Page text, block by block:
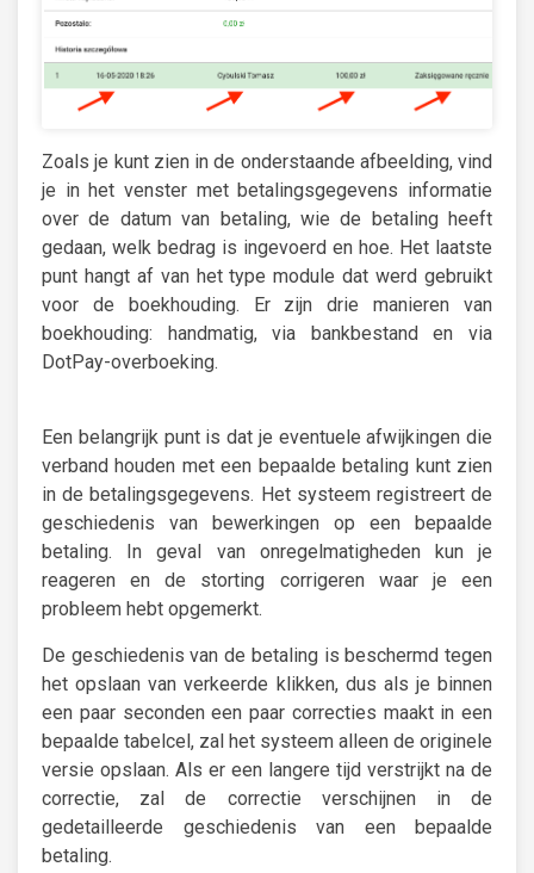
Zoals je kunt zien in de onderstaande afbeelding, vind
je in het venster met betalingsgegevens informatie
over de datum van betaling, wie de betaling heeft
gedaan, welk bedrag is ingevoerd en hoe. Het laatste
punt hangt af van het type module dat werd gebruikt
voor de boekhouding. Er zijn drie manieren van
boekhouding: handmatig, via bankbestand en via
DotPay-overboeking.
Een belangrijk punt is dat je eventuele afwijkingen die
verband houden met een bepaalde betaling kunt zien
in de betalingsgegevens. Het systeem registreert de
geschiedenis van bewerkingen op een bepaalde
betaling. In geval van onregelmatigheden kun je
reageren en de storting corrigeren waar je een
probleem hebt opgemerkt.
De geschiedenis van de betaling is beschermd tegen
het opslaan van verkeerde klikken, dus als je binnen
een paar seconden een paar correcties maakt in een
bepaalde tabelcel, zal het systeem alleen de originele
versie opslaan. Als er een langere tijd verstrijkt na de
correctie, zal de correctie verschijnen in de
gedetailleerde geschiedenis van een bepaalde
betaling.